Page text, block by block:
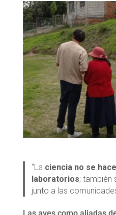
“La ciencia no se
laboratorios; también
junto a las